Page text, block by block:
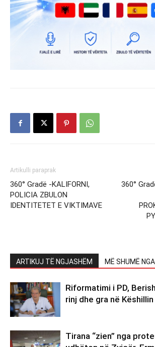
Artikulli paraprak
360° Gradë -KALIFORNI,
POLICIA ZBULON
IDENTITETET E VIKTIMAVE
360°
ARTIKUJ TË NGJASHËM MË SHUMË
Riformatimi i PD,
rinj dhe gra në
Tirana “zien” nga